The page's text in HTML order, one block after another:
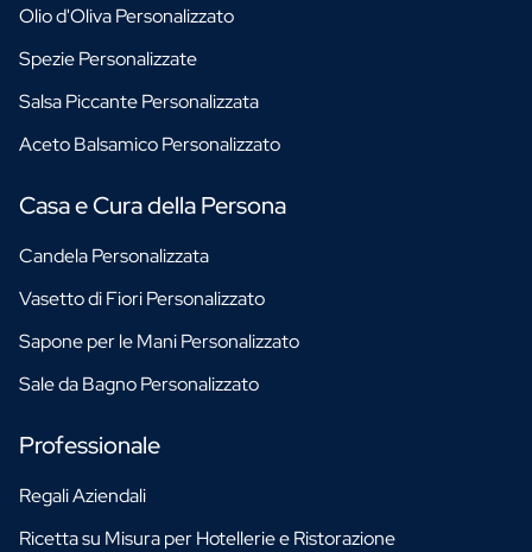
Olio d'Oliva Personalizzato
Spezie Personalizzate
Salsa Piccante Personalizzata
Aceto Balsamico Personalizzato
Casa e Cura della Persona
Candela Personalizzata
Vasetto di Fiori Personalizzato
Sapone per le Mani Personalizzato
Sale da Bagno Personalizzato
Professionale
Regali Aziendali
Ricetta su Misura per Hotellerie e Ristorazione